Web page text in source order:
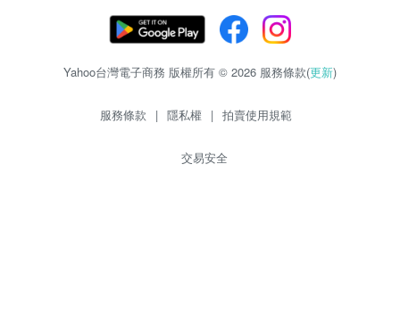
Yahoo台灣電子商務 版權所有 © 2026 服務條款(更新)
服務條款 | 隱私權 | 拍賣使用規範
交易安全